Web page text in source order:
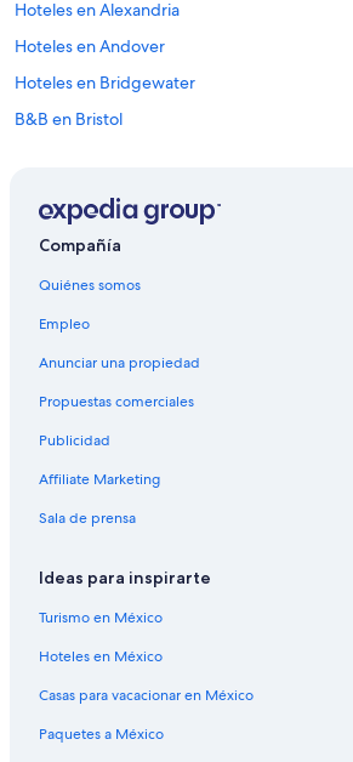
Hoteles en Alexandria
Hoteles en Andover
Hoteles en Bridgewater
B&B en Bristol
Hoteles en Bristol
Hoteles en Canaan
Centros vacacionales en Danbury
Hoteles en Danbury
Hoteles cerca de Haunting Whisper Vineyards
Hoteles con vista en Hebrón
Hoteles en Hebrón
Campings en New Hampshire
Centros vacacionales en New Hampshire
Resorts en New Hampshire
Hoteles de golf en New Hampshire
Hoteles con spa en New Hampshire
Compañía
Quiénes somos
Empleo
Anunciar una propiedad
Propuestas comerciales
Publicidad
Affiliate Marketing
Sala de prensa
Ideas para inspirarte
Turismo en México
Hoteles en México
Casas para vacacionar en México
Paquetes a México